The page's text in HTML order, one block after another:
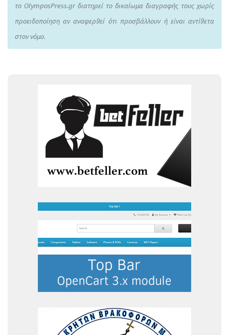
το OlymposPress.gr διατηρεί το δικαίωμα διαγραφής τους χωρίς
προειδοποίηση αν αναφερθεί ότι προσβάλλουν ή είναι αντίθετα
στον νόμο.